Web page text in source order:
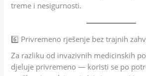
treme i nesigurnosti.
6️⃣ Privremeno rješenje bez trajnih
Za razliku od invazivnih medicinskih
djeluje privremeno — koristi se po